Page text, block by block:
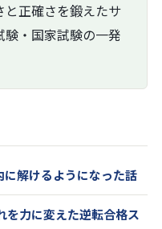
正確さを鍛えたサ
・国家試験の一発
解けるようになった話
を力に変えた逆転合格ス